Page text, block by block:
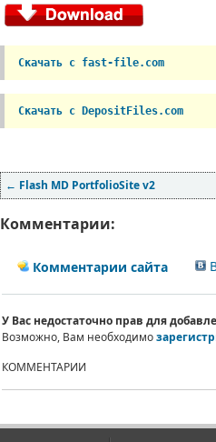
Скачать с fast-file.com
Скачать с DepositFiles.com
← Flash MD PortfolioSite v2
Комментарии:
Комментарии сайта
У Вас недостаточно прав для
Возможно, Вам необходимо
КОММЕНТАРИИ